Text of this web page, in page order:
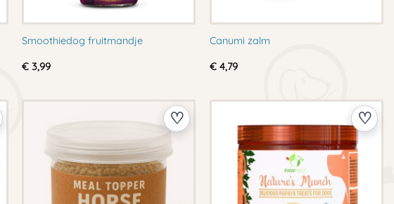
Smoothiedog fruitmandje
€ 3,99
Canumi zalm
€4,79